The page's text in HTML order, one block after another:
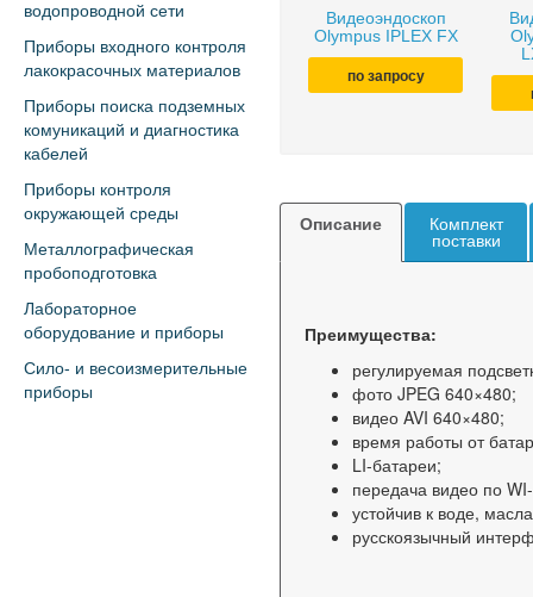
водопроводной сети
Приборы входного контроля
лакокрасочных материалов
Приборы поиска подземных
комуникаций и диагностика
кабелей
Приборы контроля
окружающей среды
Металлографическая
пробоподготовка
Лабораторное
оборудование и приборы
Сило- и весоизмерительные
приборы
Видеоэндоскоп
Olympus IPLEX FX
по запросу
Описание
Комплект
поставки
Преимущества:
регулируемая
фото JPEG 640×480;
видео AVI 640×480;
время работы от
LI-батареи;
передача видео по
устойчив к воде,
русскоязычный